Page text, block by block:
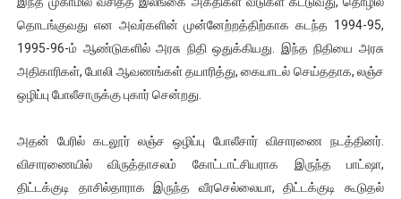
இளையராஜா – கமல் அவசர சந்திப்பு (படங்கள், விடியோ)
ஜனாதிபதி ஐக்கிய நாடுகளின் பொதுச் சபை கூட்டத்தில் இன்று
32 CM விநோத கன்றுக்குட்டி! (வீடியோ)
வலிமை தான் அஜித் திரைப்பயணத்திலே அதிக காலெக்ஷன் செய்த
அல்வா கொடுக்கின்றது இலங்கை!
தொடங்குவது என அவர்களின் முன்னேற்றத்திற்காக கடந்த 1994-95,
1995-96-ம் ஆண்டுகளில் அரசு நிதி ஒதுக்கியது. இந்த நிதியை அரசு
அதிகாரிகள், போலி ஆவணங்கள் தயாரித்து, கையாடல் செய்ததாக, லஞ்ச
ஒழிப்பு போலீசாருக்கு புகார் சென்றது.
அதன் பேரில் கடலூர் லஞ்ச ஒழிப்பு போலீசார் விசாரணை நடத்தினர்.
விசாரணையில் விருத்தாசலம் கோட்டாட்சியராக இருந்த பாட்‌ஷா,
திட்டக்குடி தாசில்தாராக இருந்த வீரசெல்லையா, திட்டக்குடி கூடுதல்